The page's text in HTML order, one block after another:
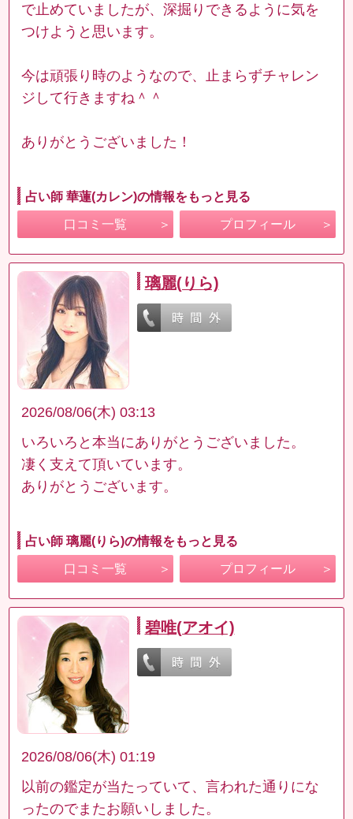
で止めていましたが、深掘りできるように気を
つけようと思います。
今は頑張り時のようなので、止まらずチャレン
ジして行きますね＾＾
ありがとうございました！
占い師 華蓮(カレン)の情報をもっと見る
口コミ一覧 プロフィール
璃麗(りら)
2026/08/06(木) 03:13
いろいろと本当にありがとうございました。
凄く支えて頂いています。
ありがとうございます。
占い師 璃麗(りら)の情報をもっと見る
口コミ一覧 プロフィール
碧唯(アオイ)
2026/08/06(木) 01:19
以前の鑑定が当たっていて、言われた通りにな
ったのでまたお願いしました。